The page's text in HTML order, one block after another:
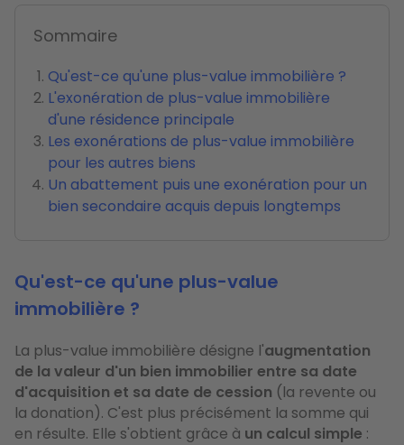
Sommaire
Qu'est-ce qu'une plus-value immobilière ?
L'exonération de plus-value immobilière
d'une résidence principale
Les exonérations de plus-value immobilière
pour les autres biens
Un abattement puis une exonération pour un
bien secondaire acquis depuis longtemps
Qu'est-ce qu'une plus-value
immobilière ?
La plus-value immobilière désigne l'augmentation
de la valeur d'un bien immobilier entre sa date
d'acquisition et sa date de cession (la revente ou
la donation). C'est plus précisément la somme qui
en résulte. Elle s'obtient grâce à un calcul simple :